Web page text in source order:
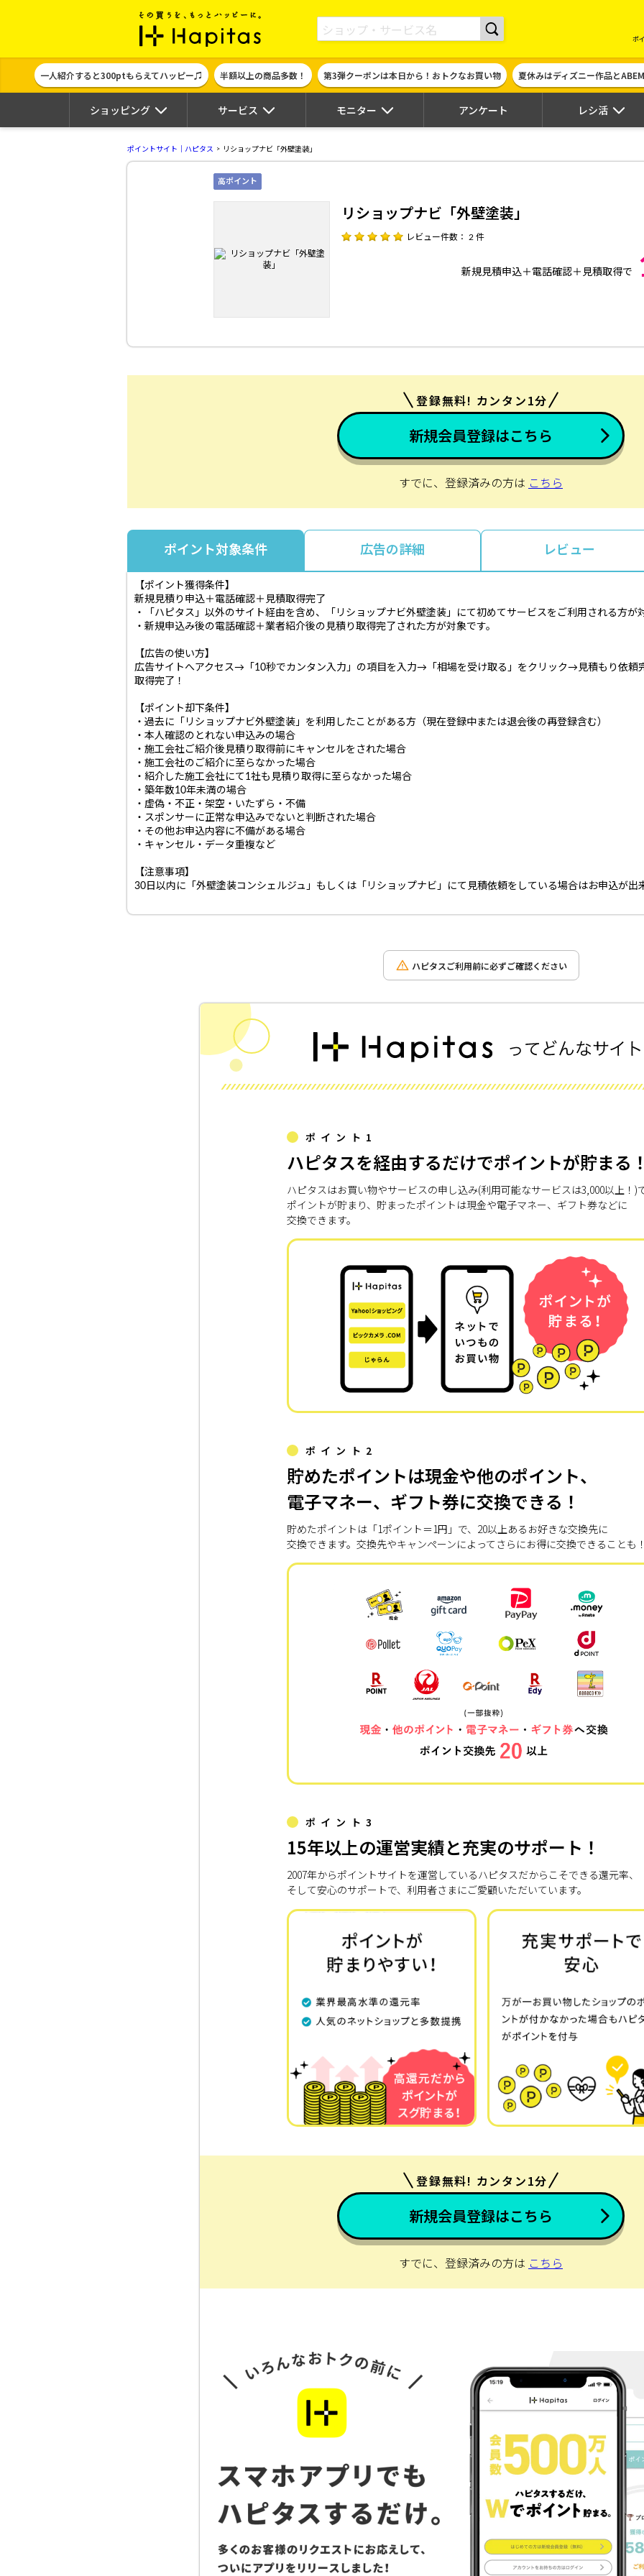
ポイント貯めて現金やギフト券に交換できるポイントサイト | ハピタス
ポ
一人紹介すると300ptもらえてハッピー♫ 半額以上の商品多数！ 第3弾クーポンは本日から！おトクなお買い物 夏休みはディズニー作品と
ショッピング サービス モニター アンケート レシ活
ポイントサイト｜ハピタス リショップナビ「外壁塗装」
高ポイント
リショップナビ「外壁塗装」
レビュー件数： 2 件
新規見積申込＋電話確認＋見積取得で
登録無料! カンタン1分
新規会員登録はこちら
すでに、登録済みの方は こちら
ポイント対象条件 広告の詳細 レビュー
【ポイント獲得条件】
新規見積り申込＋電話確認＋見積取得完了
・「ハピタス」以外のサイト経由を含め、「リショップナビ外壁塗装」にて初めてサービスをご利用される方が
・新規申込み後の電話確認＋業者紹介後の見積り取得完了された方が対象です。
【広告の使い方】
広告サイトへアクセス→「10秒でカンタン入力」の項目を入力→「相場を受け取る」をクリック→見積もり依
取得完了！
【ポイント却下条件】
・過去に「リショップナビ外壁塗装」を利用したことがある方（現在登録中または退会後の再登録含む）
・本人確認のとれない申込みの場合
・施工会社ご紹介後見積り取得前にキャンセルをされた場合
・施工会社のご紹介に至らなかった場合
・紹介した施工会社にて1社も見積り取得に至らなかった場合
・築年数10年未満の場合
・虚偽・不正・架空・いたずら・不備
・スポンサーに正常な申込みでないと判断された場合
・その他お申込内容に不備がある場合
・キャンセル・データ重複など
【注意事項】
30日以内に「外壁塗装コンシェルジュ」もしくは「リショップナビ」にて見積依頼をしている場合はお申込が出
ハピタスご利用前に必ずご確認ください
ポイント1
ハピタスを経由するだけでポイントが貯まる
ハピタスはお買い物やサービスの申し込み(利用可能なサービスは3,000以上！)
ポイントが貯まり、貯まったポイントは現金や電子マネー、ギフト券などに
交換できます。
ポイント2
貯めたポイントは現金や他のポイント、
電子マネー、ギフト券に交換できる！
貯めたポイントは「1ポイント＝1円」で、20以上あるお好きな交換先に
交換できます。交換先やキャンペーンによってさらにお得に交換できることも
ポイント3
15年以上の運営実績と充実のサポート！
2007年からポイントサイトを運営しているハピタスだからこそできる還元率、
そして安心のサポートで、利用者さまにご愛顧いただいています。
登録無料! カンタン1分
新規会員登録はこちら
すでに、登録済みの方は こちら